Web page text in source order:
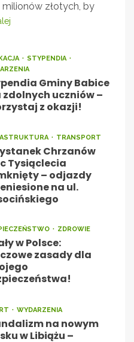
złotych, by
STYPENDIA
Gminy Babice
zdolnych uczniów –
z okazji!
TRANSPORT
Chrzanów
Tysiąclecia
– odjazdy
na ul.
ZDROWIE
w Polsce:
zasady dla
WYDARZENIA
na nowym
w Libiążu –